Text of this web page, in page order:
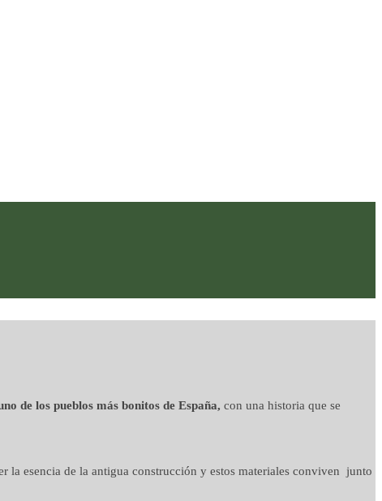
de los pueblos más bonitos de España, con una historia que se
la esencia de la antigua construcción y estos materiales conviven junto